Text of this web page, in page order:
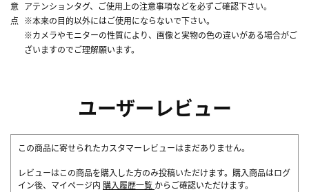
意
点
アテンションタグ、ご使用上の注意事項などを必ずご確認下さい。
※本来の目的以外にはご使用にならないで下さい。
※カメラやモニターの性質により、画像と実物の色の違いがある場合がご
ざいますのでご理解願います。
ユーザーレビュー
この商品に寄せられたカスタマーレビューはまだありません。
レビューはこの商品を購入した方のみ投稿いただけます。購入商品はログ
イン後、マイページ内 購入履歴一覧 からご確認いただけます。